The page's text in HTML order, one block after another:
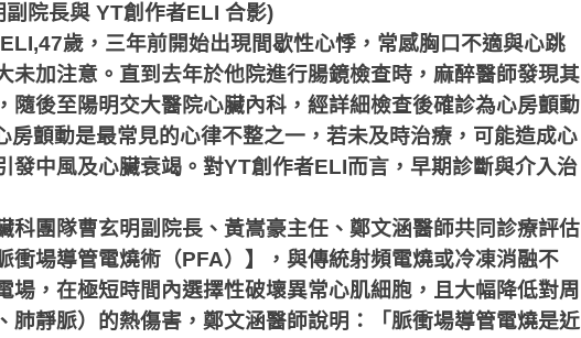
院長與 YT創作者ELI 合影)
ELI,47歲，三年前開始出現間歇性心悸，常感胸口不適與心跳
未加注意。直到去年於他院進行腸鏡檢查時，麻醉醫師發現其
隨後至陽明交大醫院心臟內科，經詳細檢查後確診為心房顫動
房顫動是最常見的心律不整之一，若未及時治療，可能造成心
發中風及心臟衰竭。對YT創作者ELI而言，早期診斷與介入治
科團隊曹玄明副院長、黃嵩豪主任、鄭文涵醫師共同診療評估
衝場導管電燒術（PFA）】，與傳統射頻電燒或冷凍消融不
場，在極短時間內選擇性破壞異常心肌細胞，且大幅降低對周
肺靜脈）的熱傷害，鄭文涵醫師說明：「脈衝場導管電燒是近